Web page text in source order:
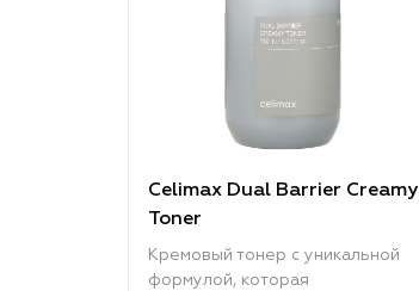
Celimax Dual Barrier Creamy
Toner
Кремовый тонер с уникальной
формулой, которая